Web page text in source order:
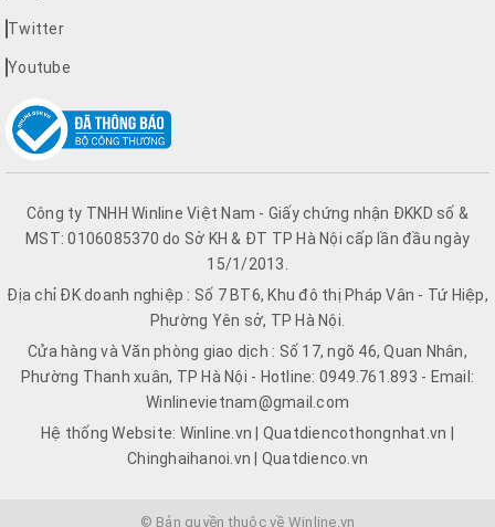
Twitter
Youtube
Công ty TNHH Winline Việt Nam - Giấy chứng nhận ĐKKD số &
MST: 0106085370 do Sở KH & ĐT TP Hà Nội cấp lần đầu ngày
15/1/2013.
Địa chỉ ĐK doanh nghiệp : Số 7 BT6, Khu đô thị Pháp Vân - Tứ Hiệp,
Phường Yên sở, TP Hà Nội.
Cửa hàng và Văn phòng giao dịch : Số 17, ngõ 46, Quan Nhân,
Phường Thanh xuân, TP Hà Nội - Hotline: 0949.761.893 - Email:
Winlinevietnam@gmail.com
Hệ thống Website: Winline.vn | Quatdiencothongnhat.vn |
Chinghaihanoi.vn | Quatdienco.vn
© Bản quyền thuộc về Winline.vn